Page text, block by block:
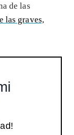
de las
las graves,